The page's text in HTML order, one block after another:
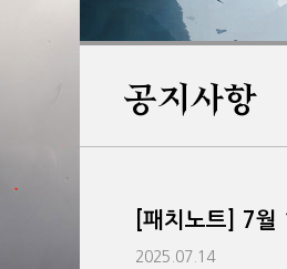
공지사항
[패치노트] 7
2025.07.14